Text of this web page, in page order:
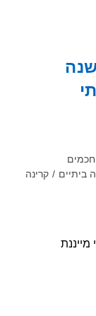
/ קרינה